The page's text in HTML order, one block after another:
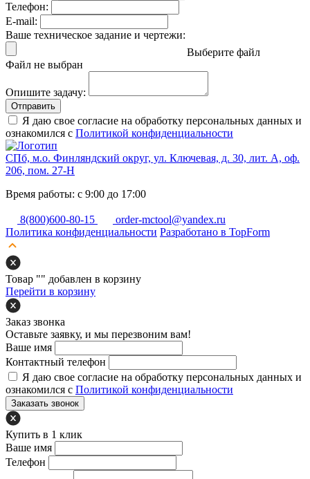
Телефон:
E-mail:
Ваше техническое задание и чертежи:
Выберите файл
Файл не выбран
Опишите задачу:
Отправить
Я даю свое согласие на обработку персональных данных и
ознакомился с Политикой конфиденциальности
СПб, м.о. Финляндский округ, ул. Ключевая, д. 30, лит. А, оф.
206, пом. 27-Н
Время работы: с 9:00 до 17:00
8(800)600-80-15
order-mctool@yandex.ru
Политика конфиденциальности Разработано в TopForm
Товар "" добавлен в корзину
Перейти в корзину
Заказ звонка
Оставьте заявку, и мы перезвоним вам!
Ваше имя
Контактный телефон
Я даю свое согласие на обработку персональных данных и
ознакомился с Политикой конфиденциальности
Заказать звонок
Купить в 1 клик
Ваше имя
Телефон